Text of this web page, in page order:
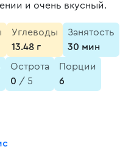
и очень вкусный.
Углеводы
13.48 г
Занятость
30 мин
Острота
0 / 5
Порции
6